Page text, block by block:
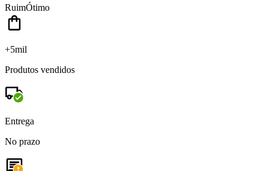
RuimÓtimo
+5mil
Produtos vendidos
Entrega
No prazo